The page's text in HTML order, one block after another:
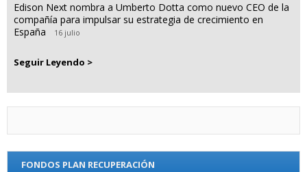
Edison Next nombra a Umberto Dotta como nuevo CEO de la
compañía para impulsar su estrategia de crecimiento en
España
16 julio
Seguir Leyendo >
FONDOS PLAN RECUPERACIÓN